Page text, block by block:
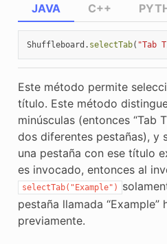
JAVA
Shuffleboard . selectTab( "Tab
C++
Este método permite
título. Este método
minúsculas (entonces “Tab
dos diferentes pestañas), y
una pestaña con ese título
es invocado, entonces al
selectTab("Example")
pestaña llamada “Example”
previamente.